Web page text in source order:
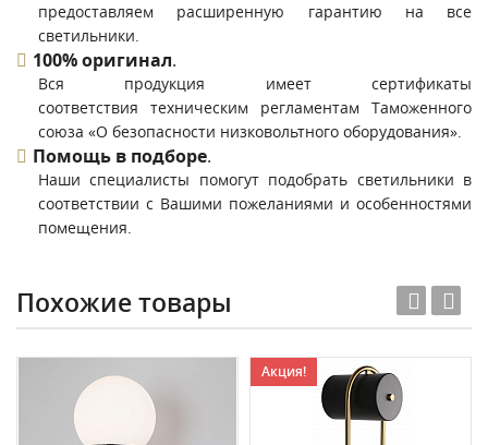
предоставляем расширенную гарантию на все
светильники.
100% оригинал.
Вся продукция имеет сертификаты
соответствия техническим регламентам Таможенного
союза «О безопасности низковольтного оборудования».
Помощь в подборе.
Наши специалисты помогут подобрать светильники в
соответствии с Вашими пожеланиями и особенностями
помещения.
Похожие товары
Акция!